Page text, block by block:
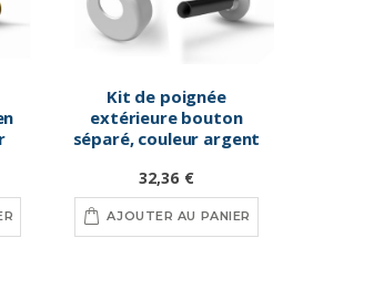
Kit de poignée
extérieure bouton
séparé, couleur argent
32,36 €
AJOUTER AU PANIER